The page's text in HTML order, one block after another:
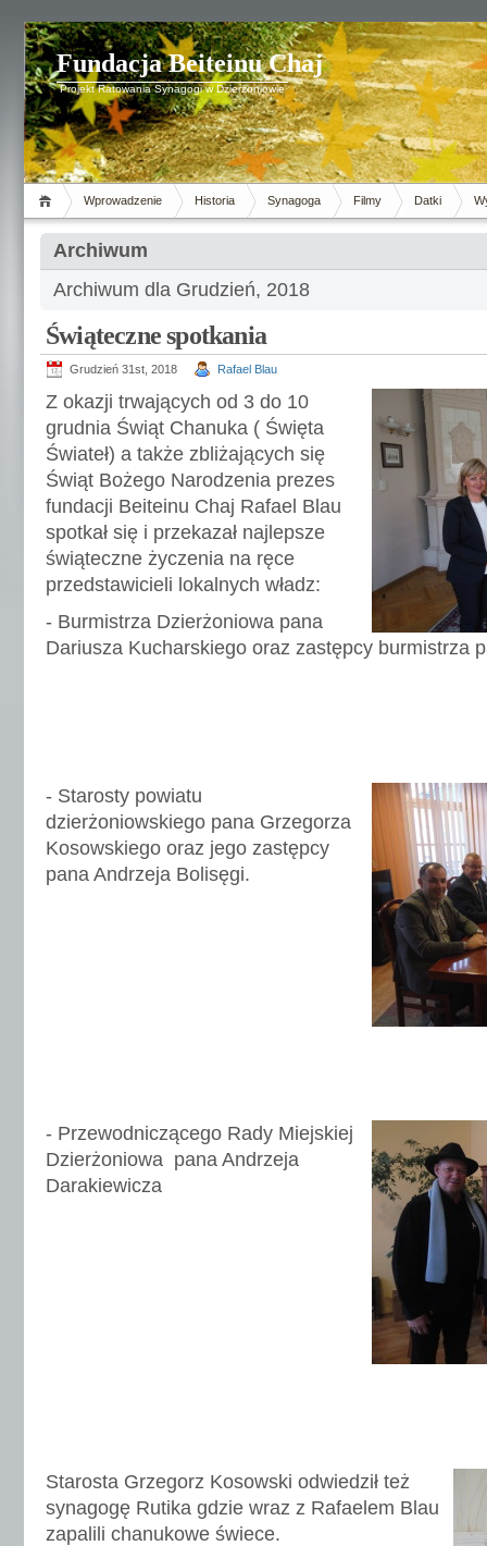
Fundacja Beiteinu Chaj
Projekt Ratowania Synagogi w Dzierżoniowie
Wprowadzenie Historia Synagoga Filmy Datki
Archiwum
Archiwum dla Grudzień, 2018
Świąteczne spotkania
Grudzień 31st, 2018 Rafael Blau
Z okazji trwających od 3 do 10
grudnia Świąt Chanuka ( Święta
Świateł) a także zbliżających się
Świąt Bożego Narodzenia prezes
fundacji Beiteinu Chaj Rafael Blau
spotkał się i przekazał najlepsze
świąteczne życzenia na ręce
przedstawicieli lokalnych władz:
- Burmistrza Dzierżoniowa pana
Dariusza Kucharskiego oraz zastępcy burmistrza
- Starosty powiatu
dzierżoniowskiego pana Grzegorza
Kosowskiego oraz jego zastępcy
pana Andrzeja Bolisęgi.
- Przewodniczącego Rady Miejskiej
Dzierżoniowa pana Andrzeja
Darakiewicza
Starosta Grzegorz Kosowski odwiedził też
synagogę Rutika gdzie wraz z Rafaelem Blau
zapalili chanukowe świece.